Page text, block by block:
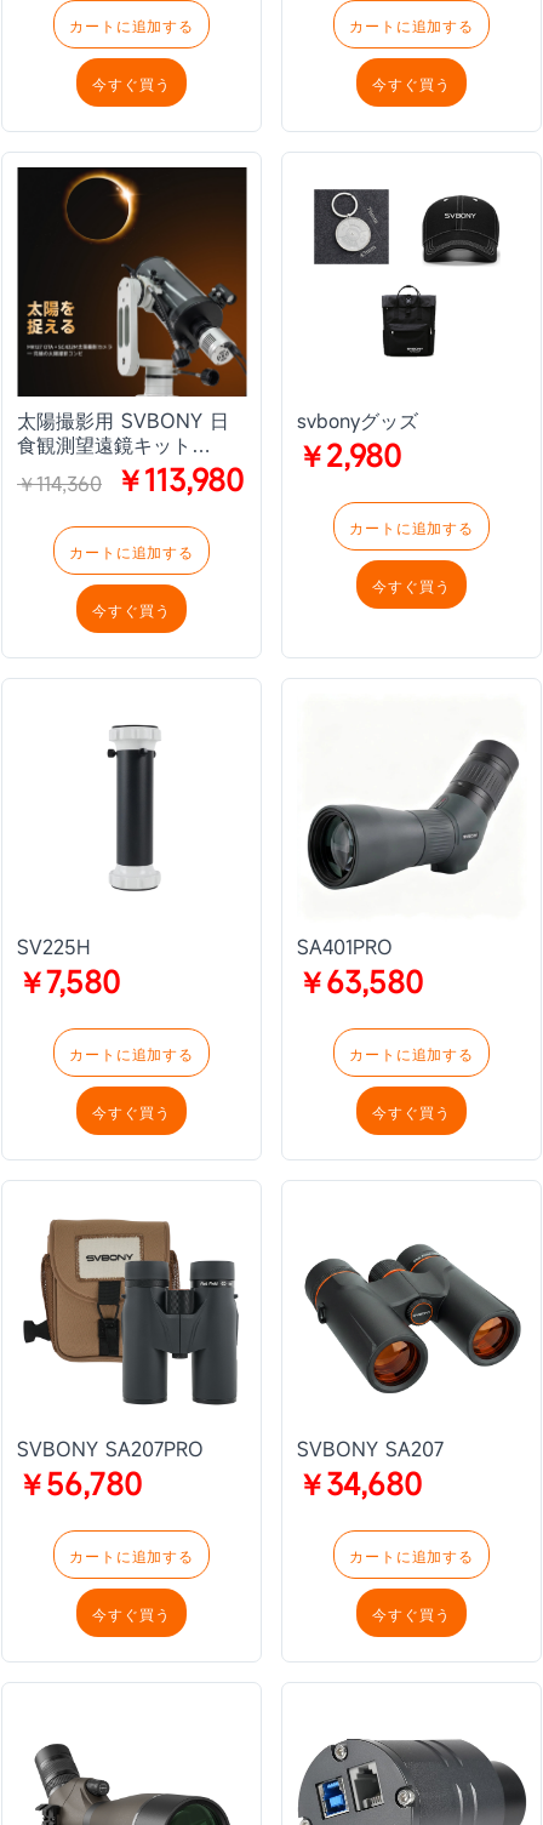
格キャンペーン【訳あり
アウトレット × 数量限
カートに追加する
今すぐ買う
格キャンペーン【訳あり
アウトレット × 数量限
カートに追加する
今すぐ買う
太陽撮影用 SVBONY 日
食観測望遠鏡キット
￥114,360 ￥113,980
カートに追加する
今すぐ買う
svbonyグッズ
￥2,980
カートに追加する
今すぐ買う
SV225H
￥7,580
カートに追加する
今すぐ買う
SA401PRO
￥63,580
カートに追加する
今すぐ買う
SVBONY SA207PRO
￥56,780
カートに追加する
今すぐ買う
SVBONY SA207
￥34,680
カートに追加する
今すぐ買う